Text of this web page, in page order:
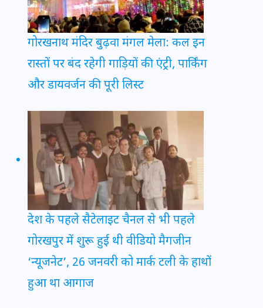
गोरखनाथ मंदिर बुढ़वा मंगल मेला: कल इन
रास्तों पर बंद रहेगी गाड़ियों की एंट्री, पार्किंग
और डायवर्जन की पूरी लिस्ट
देश के पहले सैटेलाइट चैनल से भी पहले
गोरखपुर में शुरू हुई थी वीडियो मैगजीन
‘न्यूजनेट’, 26 जनवरी को मार्क टली के हाथों
हुआ था आगाज